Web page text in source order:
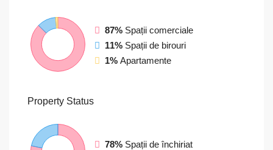
87% Spații comerciale
11% Spații de birouri
1% Apartamente
Property Status
78% Spații de închiriat